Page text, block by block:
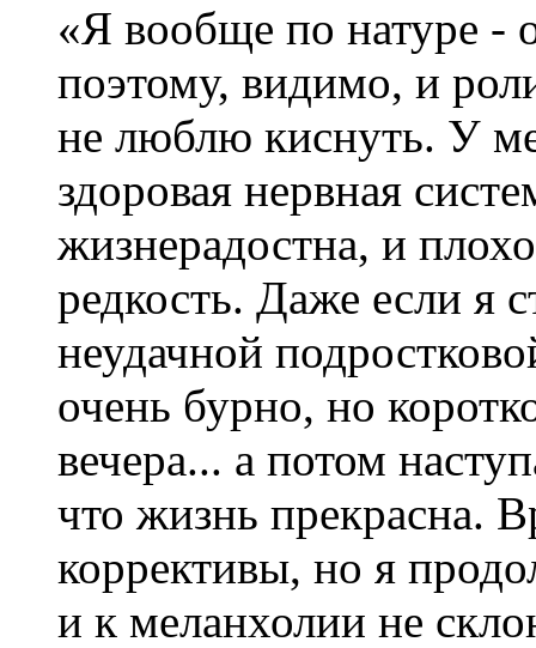
«Я вообще по натуре -
поэтому, видимо, и
не люблю киснуть. У
здоровая нервная
жизнерадостна, и
редкость. Даже если я
неудачной
очень бурно, но
вечера... а потом
что жизнь прекрасна.
коррективы, но я
и к меланхолии не